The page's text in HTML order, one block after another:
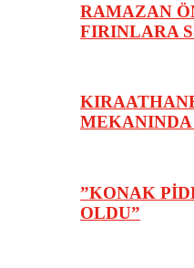
RAMAZAN
FIRINLARA
”KONAK
OLDU”